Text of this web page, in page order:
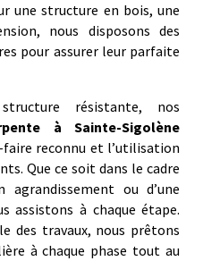
une structure en bois, une
nous disposons des
pour assurer leur parfaite
résistante, nos
à Sainte-Sigolène
reconnu et l’utilisation
Que ce soit dans le cadre
agrandissement ou d’une
assistons à chaque étape.
des travaux, nous prêtons
à chaque phase tout au